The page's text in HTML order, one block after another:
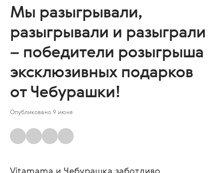
Мы разыгрывали,
разыгрывали и разыграли
– победители розыгрыша
эксклюзивных подарков
от Чебурашки!
Опубликовано 9 июня
Vitamama и Чебурашка заботливо